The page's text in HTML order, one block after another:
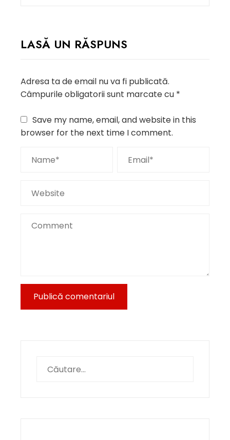
LASĂ UN RĂSPUNS
Adresa ta de email nu va fi publicată.
Câmpurile obligatorii sunt marcate cu *
Save my name, email, and website in this
browser for the next time I comment.
după: